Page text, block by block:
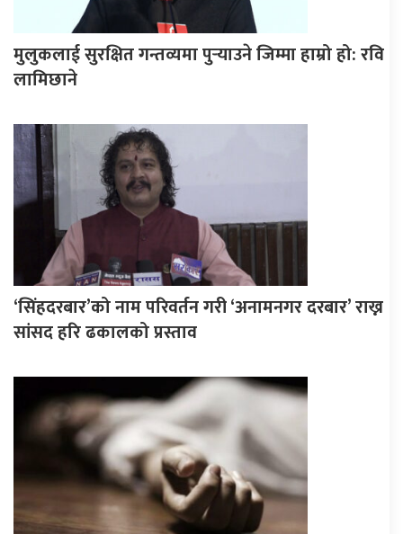
मुलुकलाई सुरक्षित गन्तव्यमा पुर्‍याउने जिम्मा हाम्रो हो: रवि
लामिछाने
‘सिंहदरबार’को नाम परिवर्तन गरी ‘अनामनगर दरबार’ राख्न
सांसद हरि ढकालको प्रस्ताव